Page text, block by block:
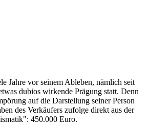
Jahre vor seinem Ableben, nämlich seit
dubios wirkende Prägung statt. Denn
auf die Darstellung seiner Person
des Verkäufers zufolge direkt aus der
450.000 Euro.